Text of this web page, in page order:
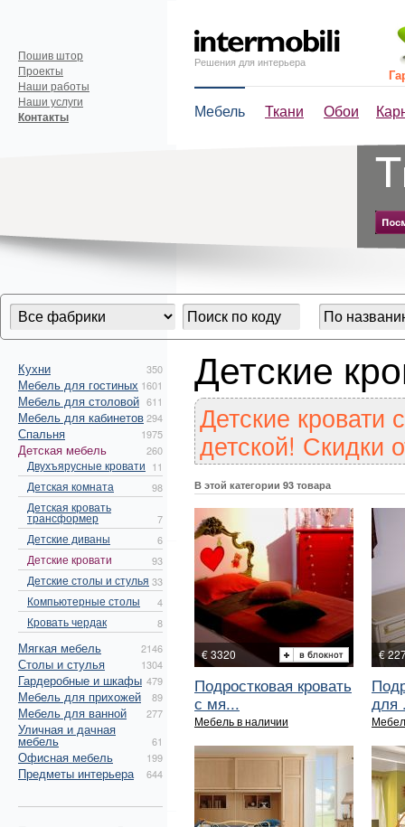
Решения для интерьера
Мебель Ткани Обои
Пошив штор
Проекты
Наши работы
Наши услуги
Контакты
Кухни 350
Мебель для гостиных 1601
Мебель для столовой 611
Мебель для кабинетов294
Спальня 1975
Детская мебель 260
Двухъярусные кровати 11
Детская комната 98
Детская кровать
трансформер 7
Детские диваны 6
Детские кровати 93
Детские столы и стулья 33
Компьютерные столы 4
Кровать чердак 8
Мягкая мебель 2146
Столы и стулья 1304
Гардеробные и шкафы 479
Мебель для прихожей 89
Мебель для ванной 277
Уличная и дачная
мебель 61
Офисная мебель 199
Предметы интерьера 644
Детские
Детские кровати
детской! Скидки
В этой категории 93 товара
€ 3320
Подростковая кровать
с мя...
Мебель в наличии
€
для